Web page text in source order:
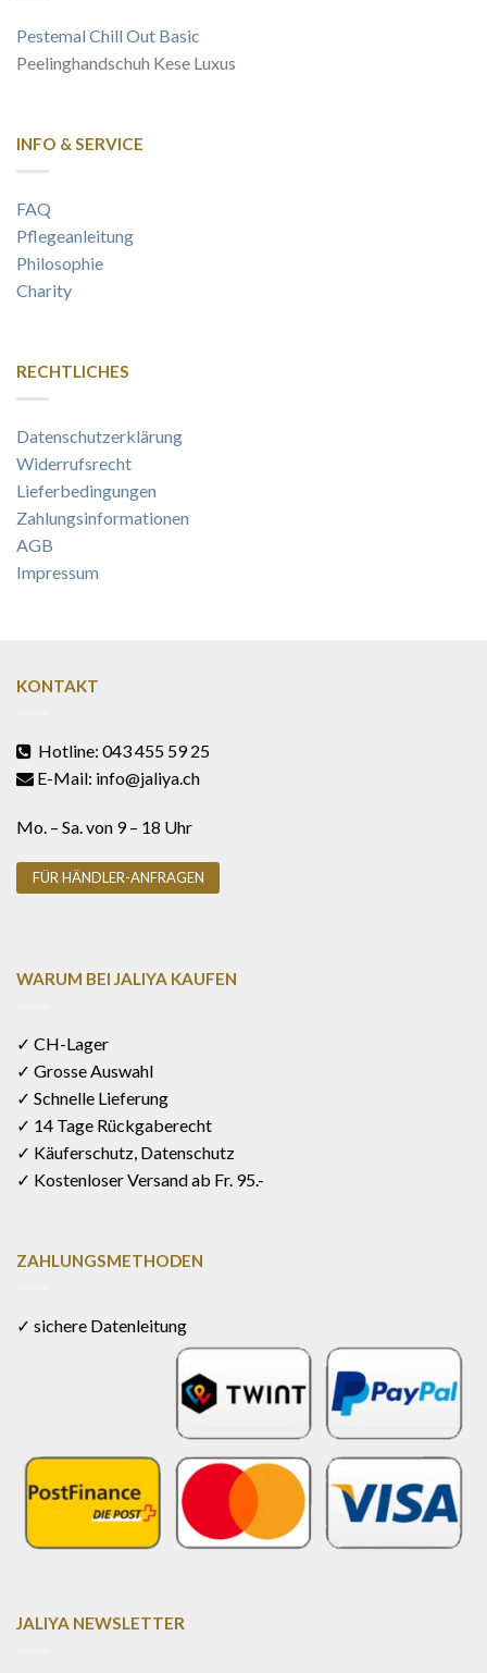
Pestemal Chill Out Basic
Peelinghandschuh Kese Luxus
INFO & SERVICE
FAQ
Pflegeanleitung
Philosophie
Charity
RECHTLICHES
Datenschutzerklärung
Widerrufsrecht
Lieferbedingungen
Zahlungsinformationen
AGB
Impressum
KONTAKT
Hotline: 043 455 59 25
E-Mail: info@jaliya.ch
Mo. – Sa. von 9 – 18 Uhr
FÜR HÄNDLER-ANFRAGEN
WARUM BEI JALIYA KAUFEN
✓ CH-Lager
✓ Grosse Auswahl
✓ Schnelle Lieferung
✓ 14 Tage Rückgaberecht
✓ Käuferschutz, Datenschutz
✓ Kostenloser Versand ab Fr. 95.-
ZAHLUNGSMETHODEN
✓ sichere Datenleitung
JALIYA NEWSLETTER